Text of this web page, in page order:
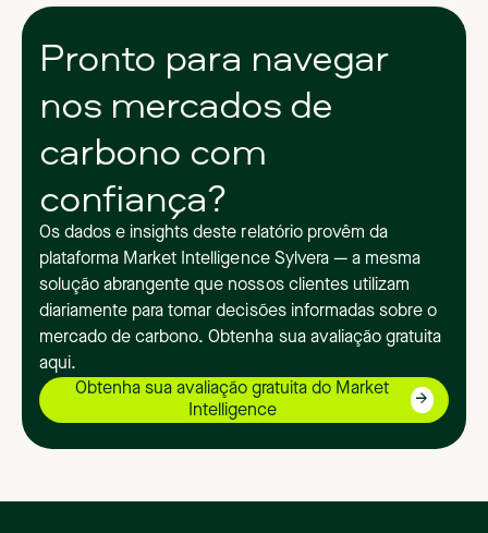
Pronto para navegar
nos mercados de
carbono com
confiança?
Os dados e insights deste relatório provêm da
plataforma Market Intelligence Sylvera — a mesma
solução abrangente que nossos clientes utilizam
diariamente para tomar decisões informadas sobre o
mercado de carbono. Obtenha sua avaliação gratuita
aqui.
Obtenha sua avaliação gratuita do Market
Intelligence